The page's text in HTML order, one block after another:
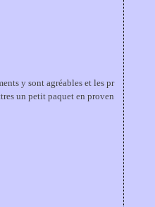
y sont agréables et les pr
un petit paquet en proven